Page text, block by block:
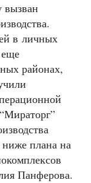
вызван
в личных
еще
районах,
ниже плана на
Панферова.